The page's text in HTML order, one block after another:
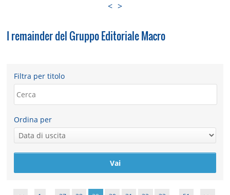
< >
I remainder del Gruppo Editoriale Macro
Filtra per titolo
Ordina per